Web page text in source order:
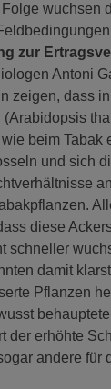
wuchsen
zur
Antoni
zeigen, dass
beim Tabak
und sich
diese
schneller
damit
Pflanzen
der erhöhte
andere für